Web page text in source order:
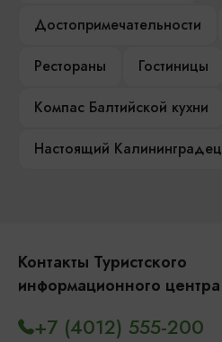
Достопримечательности
Рестораны
Гостиницы
Компас Балтийской кухни
Настоящий Калининградец
Контакты Туристского
информационного центра
+7 (4012) 555-200